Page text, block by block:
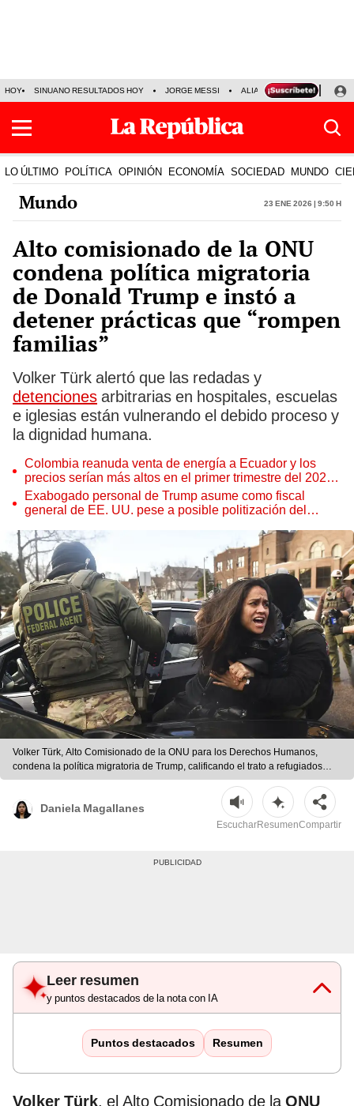
HOY SINUANO RESULTADOS HOY JORGE MESSI ALIANZA LIMA VS SPORT
LO ÚLTIMO POLÍTICA OPINIÓN ECONOMÍA SOCIEDAD MUNDO
Mundo 23 Ene 2026 | 9:50 h
Alto comisionado de la ONU
condena política migratoria
de Donald Trump e instó a
detener prácticas que “rompen
familias”
Volker Türk alertó que las redadas y
detenciones arbitrarias en hospitales, escuelas
e iglesias están vulnerando el debido proceso y
la dignidad humana.
Colombia reanuda venta de energía a Ecuador y los
precios serían más altos en el primer trimestre del 2027,
según Cenace
Exabogado personal de Trump asume como fiscal
general de EE. UU. pese a posible politización del
Volker Türk, Alto Comisionado de la ONU para los Derechos Humanos,
condena la política migratoria de Trump, calificando el trato a refugiados
como "deshumanizante y perjudicial". Foto: AFP
Daniela Magallanes
EscucharResumenCompartir
Leer resumen
y puntos destacados de la nota con IA
Puntos destacados Resumen
Volker Türk, el Alto Comisionado de laONU